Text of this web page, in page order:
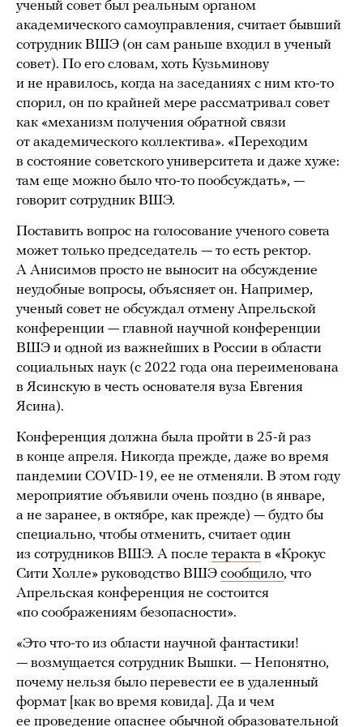
ученый совет был реальным органом
академического самоуправления, считает бывший
сотрудник ВШЭ (он сам раньше входил в ученый
совет). По его словам, хоть Кузьминову
и не нравилось, когда на заседаниях с ним кто-то
спорил, он по крайней мере рассматривал совет
как «механизм получения обратной связи
от академического коллектива». «Переходим
в состояние советского университета и даже хуже:
там еще можно было что-то пообсуждать», —
говорит сотрудник ВШЭ.
Поставить вопрос на голосование ученого совета
может только председатель — то есть ректор.
А Анисимов просто не выносит на обсуждение
неудобные вопросы, объясняет он. Например,
ученый совет не обсуждал отмену Апрельской
конференции — главной научной конференции
ВШЭ и одной из важнейших в России в области
социальных наук (с 2022 года она переименована
в Ясинскую в честь основателя вуза Евгения
Ясина).
Конференция должна была пройти в 25-й раз
в конце апреля. Никогда прежде, даже во время
пандемии COVID-19, ее не отменяли. В этом году
мероприятие объявили очень поздно (в январе,
а не заранее, в октябре, как прежде) — будто бы
специально, чтобы отменить, считает один
из сотрудников ВШЭ. А после теракта в «Крокус
Сити Холле» руководство ВШЭ сообщило, что
Апрельская конференция не состоится
«по соображениям безопасности».
«Это что-то из области научной фантастики!
— возмущается сотрудник Вышки. — Непонятно,
почему нельзя было перевести ее в удаленный
формат [как во время ковида]. Да и чем
ее проведение опаснее обычной образовательной